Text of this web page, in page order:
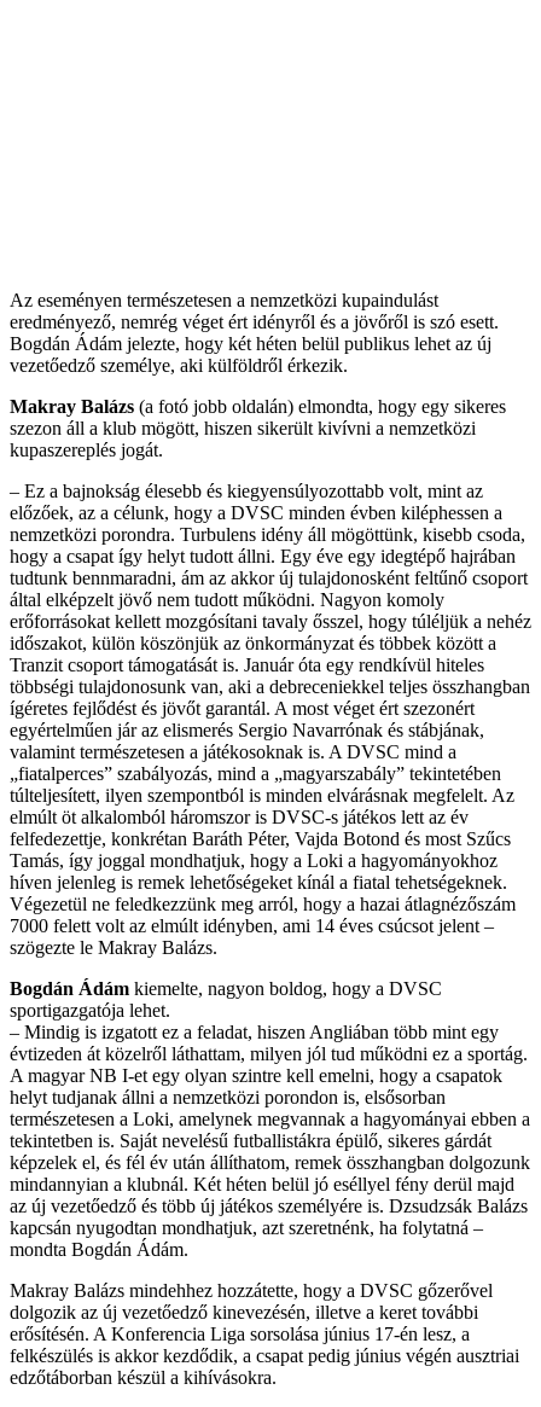
Az eseményen természetesen a nemzetközi kupaindulást
eredményező, nemrég véget ért idényről és a jövőről is szó esett.
Bogdán Ádám jelezte, hogy két héten belül publikus lehet az új
vezetőedző személye, aki külföldről érkezik.
Makray Balázs (a fotó jobb oldalán) elmondta, hogy egy sikeres
szezon áll a klub mögött, hiszen sikerült kivívni a nemzetközi
kupaszereplés jogát.
– Ez a bajnokság élesebb és kiegyensúlyozottabb volt, mint az
előzőek, az a célunk, hogy a DVSC minden évben kiléphessen a
nemzetközi porondra. Turbulens idény áll mögöttünk, kisebb csoda,
hogy a csapat így helyt tudott állni. Egy éve egy idegtépő hajrában
tudtunk bennmaradni, ám az akkor új tulajdonosként feltűnő csoport
által elképzelt jövő nem tudott működni. Nagyon komoly
erőforrásokat kellett mozgósítani tavaly ősszel, hogy túléljük a nehéz
időszakot, külön köszönjük az önkormányzat és többek között a
Tranzit csoport támogatását is. Január óta egy rendkívül hiteles
többségi tulajdonosunk van, aki a debreceniekkel teljes összhangban
ígéretes fejlődést és jövőt garantál. A most véget ért szezonért
egyértelműen jár az elismerés Sergio Navarrónak és stábjának,
valamint természetesen a játékosoknak is. A DVSC mind a
„fiatalperces” szabályozás, mind a „magyarszabály” tekintetében
túlteljesített, ilyen szempontból is minden elvárásnak megfelelt. Az
elmúlt öt alkalomból háromszor is DVSC-s játékos lett az év
felfedezettje, konkrétan Baráth Péter, Vajda Botond és most Szűcs
Tamás, így joggal mondhatjuk, hogy a Loki a hagyományokhoz
híven jelenleg is remek lehetőségeket kínál a fiatal tehetségeknek.
Végezetül ne feledkezzünk meg arról, hogy a hazai átlagnézőszám
7000 felett volt az elmúlt idényben, ami 14 éves csúcsot jelent –
szögezte le Makray Balázs.
Bogdán Ádám kiemelte, nagyon boldog, hogy a DVSC
sportigazgatója lehet.
– Mindig is izgatott ez a feladat, hiszen Angliában több mint egy
évtizeden át közelről láthattam, milyen jól tud működni ez a sportág.
A magyar NB I-et egy olyan szintre kell emelni, hogy a csapatok
helyt tudjanak állni a nemzetközi porondon is, elsősorban
természetesen a Loki, amelynek megvannak a hagyományai ebben a
tekintetben is. Saját nevelésű futballistákra épülő, sikeres gárdát
képzelek el, és fél év után állíthatom, remek összhangban dolgozunk
mindannyian a klubnál. Két héten belül jó eséllyel fény derül majd
az új vezetőedző és több új játékos személyére is. Dzsudzsák Balázs
kapcsán nyugodtan mondhatjuk, azt szeretnénk, ha folytatná –
mondta Bogdán Ádám.
Makray Balázs mindehhez hozzátette, hogy a DVSC gőzerővel
dolgozik az új vezetőedző kinevezésén, illetve a keret további
erősítésén. A Konferencia Liga sorsolása június 17-én lesz, a
felkészülés is akkor kezdődik, a csapat pedig június végén ausztriai
edzőtáborban készül a kihívásokra.